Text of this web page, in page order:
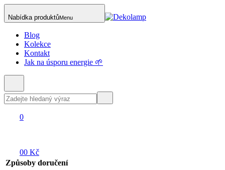
Nabídka produktůMenu
Blog
Kolekce
Kontakt
Jak na úsporu energie 🌱
0
00 Kč
Způsoby doručení